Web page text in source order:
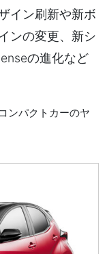
イン刷新や新ボ
ンの変更、新シ
の進化など
ンパクトカーのヤ